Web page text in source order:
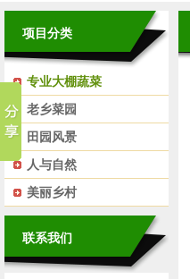
项目分类
专业大棚蔬菜
老乡菜园
田园风景
人与自然
美丽乡村
联系我们